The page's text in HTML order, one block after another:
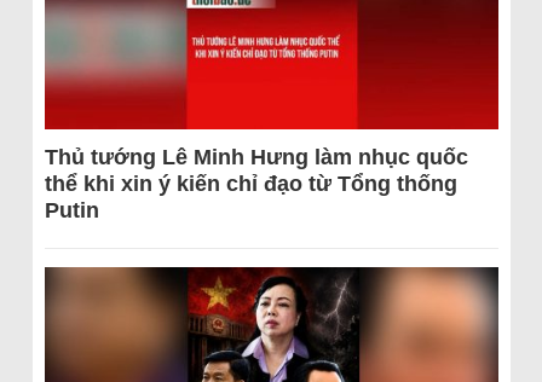
Thủ tướng Lê Minh Hưng làm nhục quốc
thể khi xin ý kiến chỉ đạo từ Tổng thống
Putin